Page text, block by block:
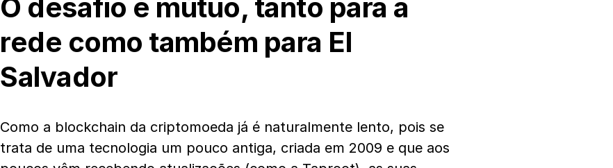
O desafio é mútuo, tanto para a
rede como também para El
Salvador
Como a blockchain da criptomoeda já é naturalmente lento, pois se
trata de uma tecnologia um pouco antiga, criada em 2009 e que aos